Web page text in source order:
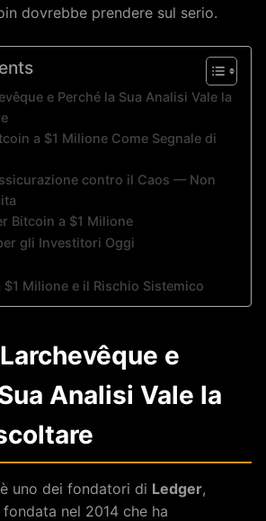
dovrebbe prendere sul serio.
e Perché la Sua Analisi Vale la
a $1 Milione Come Segnale di
contro il Caos — Non
Bitcoin a $1 Milione
gli Investitori Oggi
$1 Milione e il Rischio Sistemico
e
Analisi Vale la
uno dei fondatori di Ledger,
fondata nel 2014 che ha